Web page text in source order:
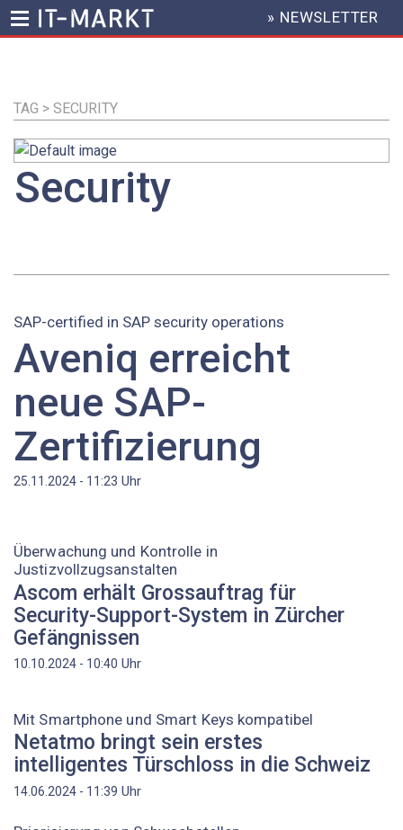
Inhalt
HEADER
MENU
» NEWSLETTER
TAG > SECURITY
Security
SAP-certified in SAP security operations
Aveniq erreicht
neue SAP-
Zertifizierung
25.11.2024 - 11:23 Uhr
Überwachung und Kontrolle in
Justizvollzugsanstalten
Ascom erhält Grossauftrag für
Security-Support-System in Zürcher
Gefängnissen
10.10.2024 - 10:40 Uhr
Mit Smartphone und Smart Keys kompatibel
Netatmo bringt sein erstes
intelligentes Türschloss in die Schweiz
14.06.2024 - 11:39 Uhr